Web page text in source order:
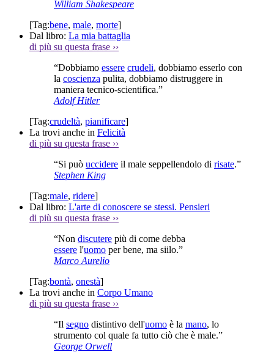
William Shakespeare
[Tag:bene, male, morte]
Dal libro: La mia battaglia
di più su questa frase ››
“Dobbiamo essere crudeli, dobbiamo esserlo con
la coscienza pulita, dobbiamo distruggere in
maniera tecnico-scientifica.”
Adolf Hitler
[Tag:crudeltà, pianificare]
La trovi anche in Felicità
di più su questa frase ››
“Si può uccidere il male seppellendolo di risate.”
Stephen King
[Tag:male, ridere]
Dal libro: L'arte di conoscere se stessi. Pensieri
di più su questa frase ››
“Non discutere più di come debba
essere l'uomo per bene, ma siilo.”
Marco Aurelio
[Tag:bontà, onestà]
La trovi anche in Corpo Umano
di più su questa frase ››
“Il segno distintivo dell'uomo è la mano, lo
strumento col quale fa tutto ciò che è male.”
George Orwell